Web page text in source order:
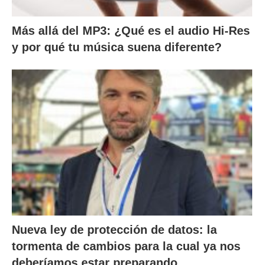
Más allá del MP3: ¿Qué es el audio Hi-Res
y por qué tu música suena diferente?
Nueva ley de protección de datos: la
tormenta de cambios para la cual ya nos